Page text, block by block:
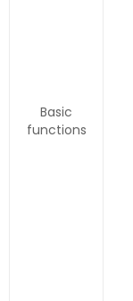
Basic
functions